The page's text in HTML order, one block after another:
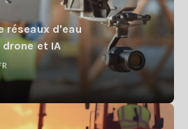
réseaux d'eau
et IA